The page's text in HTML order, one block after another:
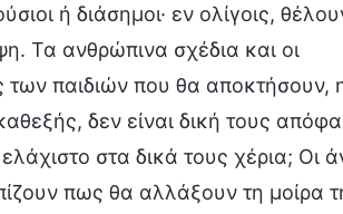
ή διάσημοι· εν ολίγοις,
Τα ανθρώπινα σχέδια και οι
των παιδιών που θα αποκτήσουν,
δεν είναι δική τους
στα δικά τους χέρια; Οι
πως θα αλλάξουν τη μοίρα